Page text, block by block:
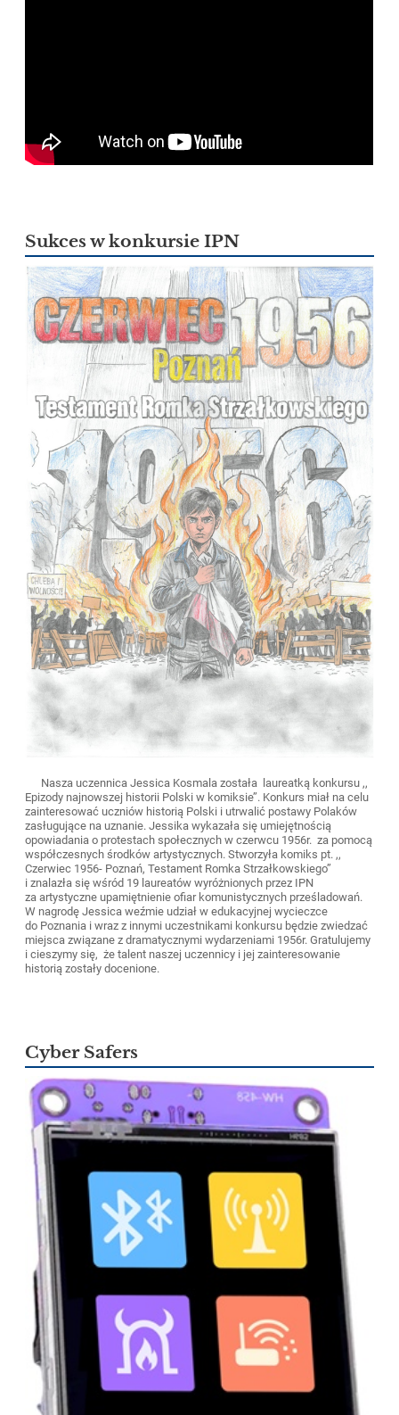
Sukces w konkursie IPN
Nasza uczennica Jessica Kosmala została laureatką konkursu ,,
Epizody najnowszej historii Polski w komiksie’’. Konkurs miał na celu
zainteresować uczniów historią Polski i utrwalić postawy Polaków
zasługujące na uznanie. Jessika wykazała się umiejętnością
opowiadania o protestach społecznych w czerwcu 1956r. za pomocą
współczesnych środków artystycznych. Stworzyła komiks pt. ,,
Czerwiec 1956- Poznań, Testament Romka Strzałkowskiego’’
i znalazła się wśród 19 laureatów wyróżnionych przez IPN
za artystyczne upamiętnienie ofiar komunistycznych prześladowań.
W nagrodę Jessica weźmie udział w edukacyjnej wycieczce
do Poznania i wraz z innymi uczestnikami konkursu będzie zwiedzać
miejsca związane z dramatycznymi wydarzeniami 1956r. Gratulujemy
i cieszymy się, że talent naszej uczennicy i jej zainteresowanie
historią zostały docenione.
Cyber Safers